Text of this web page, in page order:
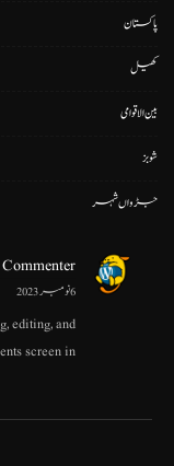
پاکستان
کھیل
بین الاقوامی
شوبز
جڑواں شہر
6 نومبر 2023
editing, and
screen in…